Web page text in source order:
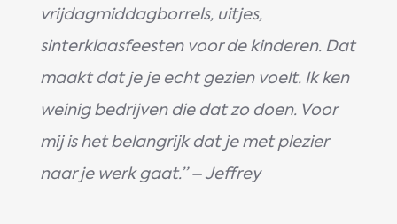
vrijdagmiddagborrels, uitjes,
sinterklaasfeesten voor de kinderen. Dat
maakt dat je je echt gezien voelt. Ik ken
weinig bedrijven die dat zo doen. Voor
mij is het belangrijk dat je met plezier
naar je werk gaat.” – Jeffrey